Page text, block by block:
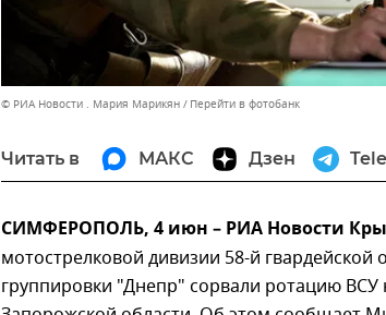
© РИА Новости . Мария Марикян Перейти в фотобанк
Читать в МАКС Дзен
СИМФЕРОПОЛЬ, 4 июн – РИА Новости
мотострелковой дивизии 58-й
группировки "Днепр" сорвали ротацию